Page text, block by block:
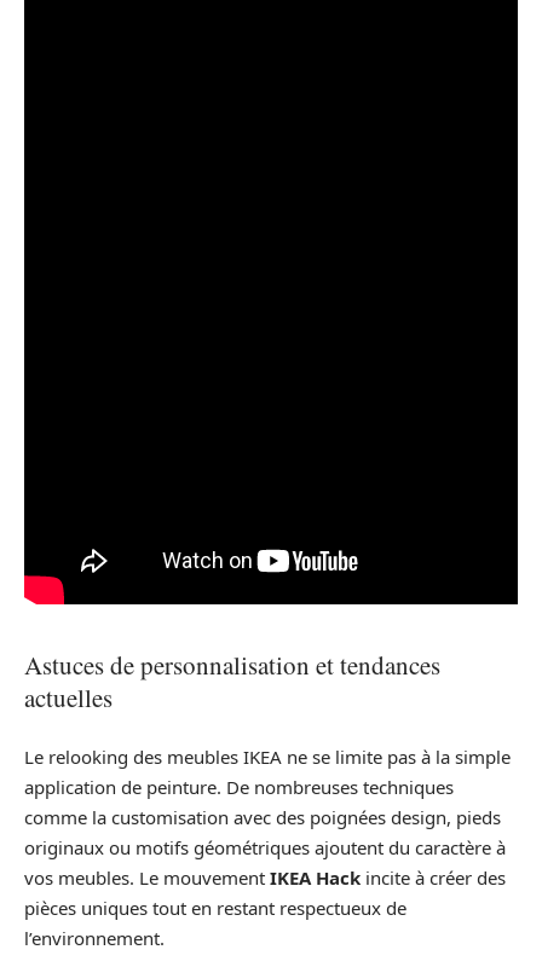
Astuces de personnalisation et tendances
actuelles
Le relooking des meubles IKEA ne se limite pas à la simple
application de peinture. De nombreuses techniques
comme la customisation avec des poignées design, pieds
originaux ou motifs géométriques ajoutent du caractère à
vos meubles. Le mouvement IKEA Hack incite à créer des
pièces uniques tout en restant respectueux de
l’environnement.